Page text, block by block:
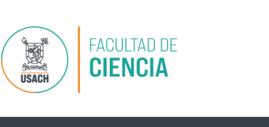
Pasar al contenido principal